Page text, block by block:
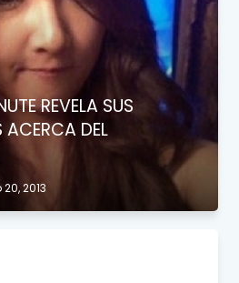
REVELA SUS
ACERCA DEL
2013